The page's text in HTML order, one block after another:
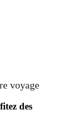
voyage
des